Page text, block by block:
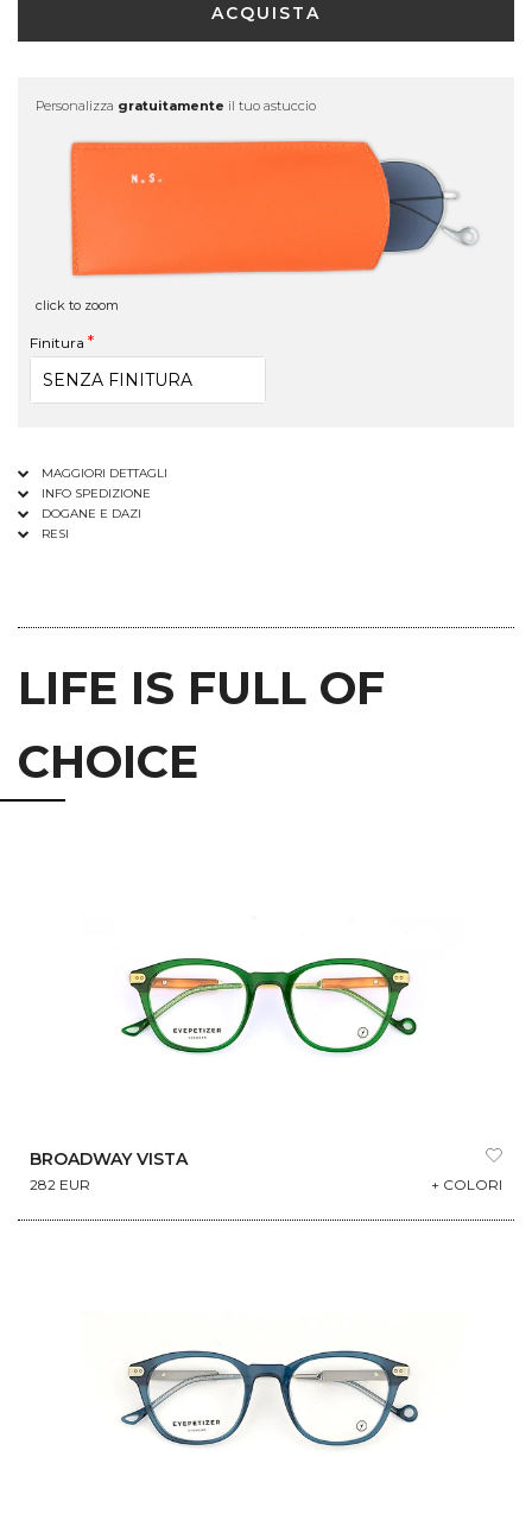
ACQUISTA
Personalizza gratuitamente il tuo astuccio
click to zoom
Finitura
MAGGIORI DETTAGLI
INFO SPEDIZIONE
DOGANE E DAZI
RESI
LIFE IS FULL OF
CHOICE
BROADWAY VISTA
282 EUR + COLORI